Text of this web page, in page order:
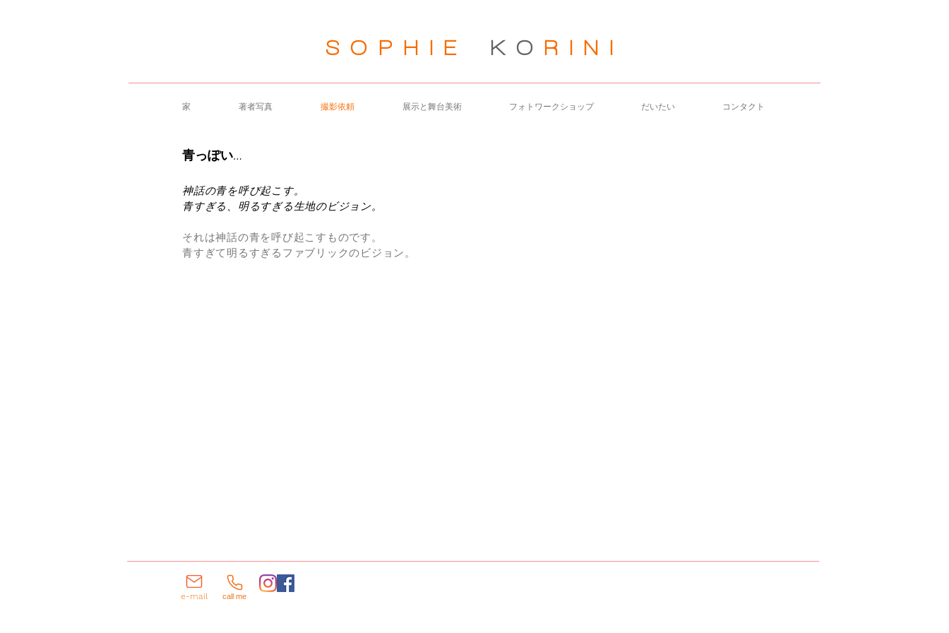
SOPHIE KO RIN I
家 著者写真 撮影依頼 展示と舞台美術 フォトワークショップ だいたい コンタクト
青っぽい…
神話の青を呼び起こす。
青すぎる、明るすぎる生地のビジョン。
それは神話の青を呼び起こすものです。
青すぎて明るすぎるファブリックのビジョン。
e-mail call me